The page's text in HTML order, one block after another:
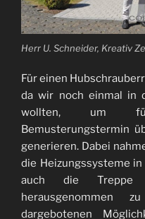
Herr U. Schneider, Kreativ
Für einen
da wir noch einmal in
wollten, um
Bemusterungstermin
generieren. Dabei
die Heizungssysteme
auch die Treppe
dargebotenen